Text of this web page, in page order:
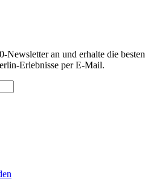
Newsletter an und erhalte die besten
Erlebnisse per E-Mail.